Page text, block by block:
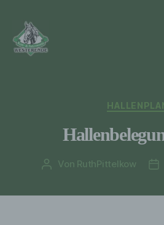
Beitragsautor
Von RuthPittelkow